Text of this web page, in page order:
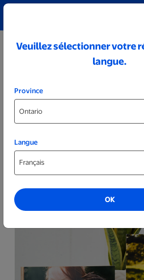
Photos sur plaque
Blocs de bambou prêts le
Veuillez sélectionner votre
langue.
Province
Langue
OK